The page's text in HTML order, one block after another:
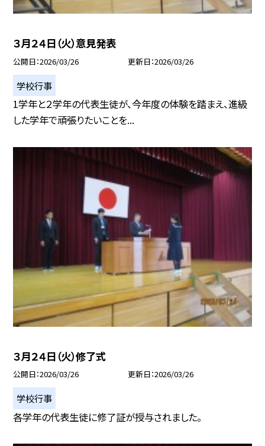
３月２４日（火）意見発表
公開日 2026/03/26 更新日 2026/03/26
学校行事
1学年と２学年の代表生徒が、今年度の体験を踏まえ、進級
した学年で頑張りたいことを...
３月２４日（火）修了式
公開日 2026/03/26 更新日 2026/03/26
学校行事
各学年の代表生徒に修了証が授与されました。